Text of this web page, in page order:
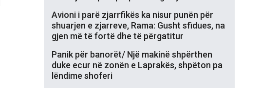
Avioni i parë zjarrfikës ka nisur punën për
shuarjen e zjarreve, Rama: Gusht sfidues, na
gjen më të fortë dhe të përgatitur
Panik për banorët/ Një makinë shpërthen
duke ecur në zonën e Laprakës, shpëton pa
lëndime shoferi